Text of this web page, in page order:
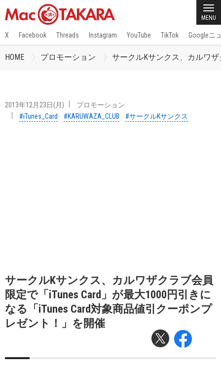
MENU
X Facebook Threads Instagram YouTube TikTok Googleニ
HOME プロモーション サークルKサンクス、カルワザ
2013年12月23日(月)
プロモーション
#iTunes_Card
#KARUWAZA_CLUB #サークルKサンクス
サークルKサンクス、カルワザクラブ会員
限定で「iTunes Card」が最大1000円引きに
なる「iTunes Card対象商品値引クーポンプ
レゼント！」を開催